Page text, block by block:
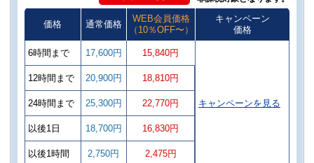
価格 通常価格
WEB会員価格
（10％OFF〜）
キャンペーン
価格
6時間まで 17,600円 15,840円
キャンペーンを見る
12時間まで 20,900円 18,810円
24時間まで 25,300円 22,770円
以後1日 18,700円 16,830円
以後1時間 2,750円 2,475円